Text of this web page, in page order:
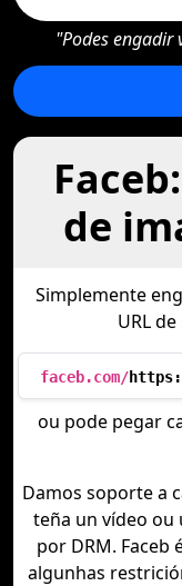
"Podes engadir
de
Simplemente
URL
faceb.com/
ou pode pegar
Damos soporte a
teña un vídeo ou
por DRM. Faceb
algunhas